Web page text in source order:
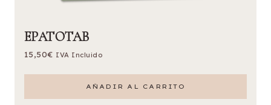
EPATOTAB
15,50€ IVA Incluido
AÑADIR AL CARRITO